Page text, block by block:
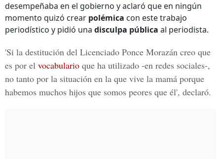
desempeñaba en el gobierno y aclaró que en ningún
momento quizó crear polémica con este trabajo
periodístico y pidió una disculpa pública al periodista.
'Si la destitución del Licenciado Ponce Morazán creo que
es por el vocabulario que ha utilizado -en redes sociales-,
no tanto por la situación en la que vive la mamá porque
habemos muchos hijos que somos peores que él', declaró.